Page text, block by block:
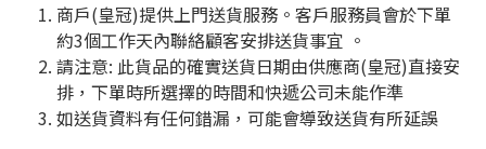
商戶(皇冠)提供上門送貨服務。客戶服務員會於下單
約3個工作天內聯絡顧客安排送貨事宜 。
請注意: 此貨品的確實送貨日期由供應商(皇冠)直接安
排，下單時所選擇的時間和快遞公司未能作準
如送貨資料有任何錯漏，可能會導致送貨有所延誤